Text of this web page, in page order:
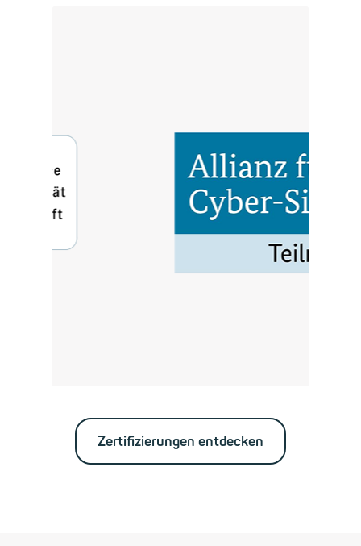
Zertifizierungen entdecken